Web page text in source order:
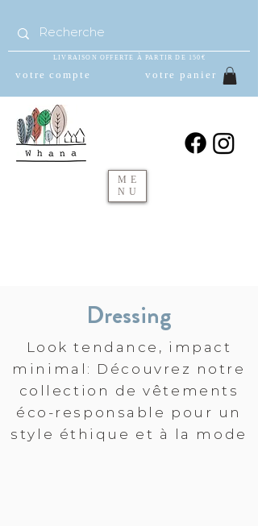
LIVRAISON OFFERTE À PARTIR DE 150€
votre compte votre panier
ME
NU
Dressing
Look tendance, impact
minimal: Découvrez notre
collection de vêtements
éco-responsable pour un
style éthique et à la mode